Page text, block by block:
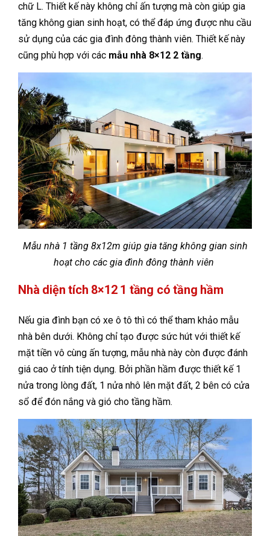
chữ L. Thiết kế này không chỉ ấn tượng mà còn giúp gia
tăng không gian sinh hoạt, có thể đáp ứng được nhu cầu
sử dụng của các gia đình đông thành viên. Thiết kế này
cũng phù hợp với các mẫu nhà 8×12 2 tầng.
Mẫu nhà 1 tầng 8x12m giúp gia tăng không gian sinh
hoạt cho các gia đình đông thành viên
Nhà diện tích 8×12 1 tầng có tầng hầm
Nếu gia đình bạn có xe ô tô thì có thể tham khảo mẫu
nhà bên dưới. Không chỉ tạo được sức hút với thiết kế
mặt tiền vô cùng ấn tượng, mẫu nhà này còn được đánh
giá cao ở tính tiện dụng. Bởi phần hầm được thiết kế 1
nửa trong lòng đất, 1 nửa nhô lên mặt đất, 2 bên có cửa
sổ để đón nắng và gió cho tầng hầm.